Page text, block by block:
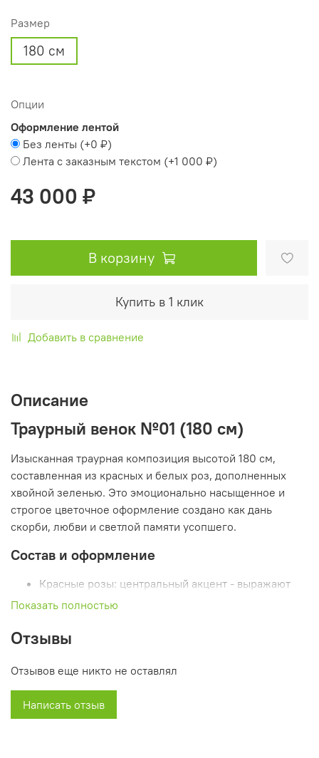
Размер
180 см
Опции
Оформление лентой
Без ленты (+0 ₽)
Лента с заказным текстом (+1 000 ₽)
43 000 ₽
В корзину
Купить в 1 клик
Добавить в сравнение
Описание
Траурный венок №01 (180 см)
Изысканная траурная композиция высотой 180 см,
составленная из красных и белых роз, дополненных
хвойной зеленью. Это эмоционально насыщенное и
строгое цветочное оформление создано как дань
скорби, любви и светлой памяти усопшего.
Состав и оформление
Красные розы: центральный акцент - выражают
глубокую скорбь, страсть и силу воспоминаний;
чистоту и мягкость образу;
декоративной зелени - подчеркивает объём и
Размер: 180 см - делает венок торжественным и
уместным для любого места прощания.
Показать полностью
Отзывы
Отзывов еще никто не оставлял
Написать отзыв